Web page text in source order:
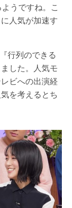
うですね。こ
人気が加速す
行列のできる
した。人気モ
ビへの出演経
を考えるとち